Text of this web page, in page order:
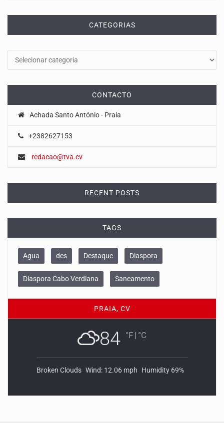
CATEGORIAS
CONTACTO
Achada Santo António - Praia
+2382627153
redacao@tva.cv
RECENT POSTS
TAGS
Agua des Destaque Diaspora
Diaspora Cabo Verdiana Saneamento
PRAIA, CV
84 °F | °C
Broken Clouds Wind: 12.06 mph Humidity 69%